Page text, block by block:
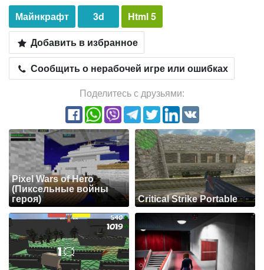
Майнкрафт 3d
Html 5
Добавить в избранное
Сообщить о нерабочей игре или ошибках
Поделитесь с друзьями:
Pixel Wars of Hero
(Пиксельные войны
героя)
Critical Strike Portable